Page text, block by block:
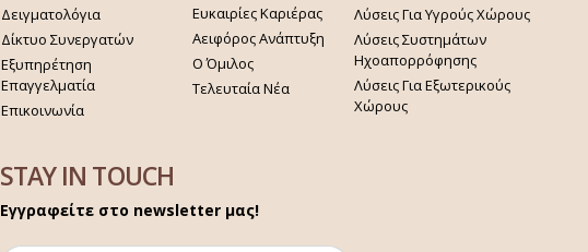
Δειγματολόγια
Δίκτυο Συνεργατών
Εξυπηρέτηση
Επαγγελματία
Επικοινωνία
Ευκαιρίες Καριέρας
Αειφόρος Ανάπτυξη
Ο Όμιλος
Τελευταία Νέα
Λύσεις Για Υγρούς Χώρους
Λύσεις Συστημάτων
Ηχοαπορρόφησης
Λύσεις Για Εξωτερικούς
Χώρους
STAY IN TOUCH
Εγγραφείτε στο newsletter μας!